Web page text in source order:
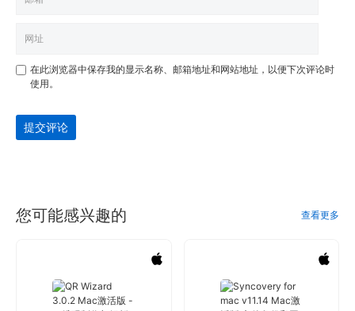
在此浏览器中保存我的显示名称、邮箱地址和网站地址，以便下次评论时
使用。
提交评论
您可能感兴趣的 查看更多